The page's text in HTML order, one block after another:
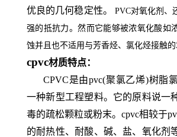
优良的几何稳定性。
PVC对氧化剂、
强的抵抗力。然而它能够被浓氧化酸如
蚀并且也不适用与芳香烃、氯化烃接触的
cpvc材质特点：
CPVC是由pvc(聚氯乙烯)树脂
一种新型工程塑料。它的原料说一
毒的疏松颗粒或粉末。cpvc相较于
的耐热性、耐酸、碱、盐、氧化剂